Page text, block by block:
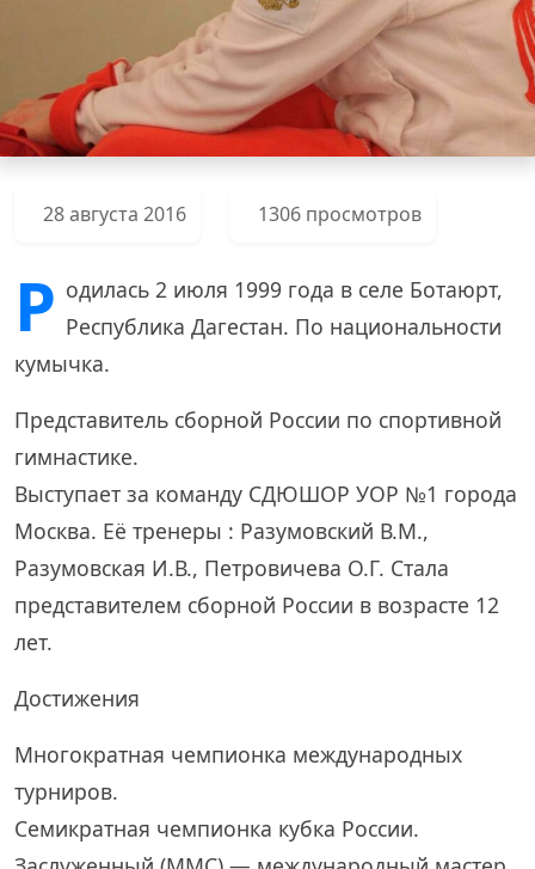
28 августа 2016 1306 просмотров
Р одилась 2 июля 1999 года в селе Ботаюрт,
Республика Дагестан. По национальности
кумычка.
Представитель сборной России по спортивной
гимнастике.
Выступает за команду СДЮШОР УОР №1 города
Москва. Её тренеры : Разумовский В.М.,
Разумовская И.В., Петровичева О.Г. Стала
представителем сборной России в возрасте 12
лет.
Достижения
Многократная чемпионка международных
турниров.
Семикратная чемпионка кубка России.